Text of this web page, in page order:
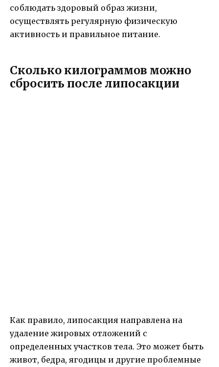
соблюдать здоровый образ жизни,
осуществлять регулярную физическую
активность и правильное питание.
Сколько килограммов можно
сбросить после липосакции
Как правило, липосакция направлена на
удаление жировых отложений с
определенных участков тела. Это может быть
живот, бедра, ягодицы и другие проблемные